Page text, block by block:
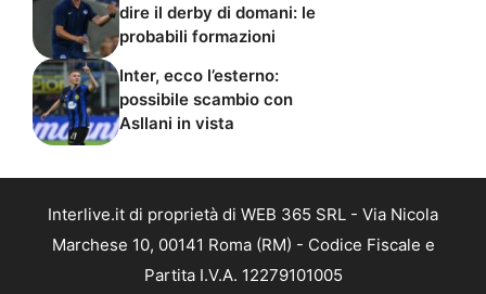
dire il derby di domani: le
probabili formazioni
Inter, ecco l’esterno:
possibile scambio con
Asllani in vista
Interlive.it di proprietà di WEB 365 SRL - Via Nicola
Marchese 10, 00141 Roma (RM) - Codice Fiscale e
Partita I.V.A. 12279101005